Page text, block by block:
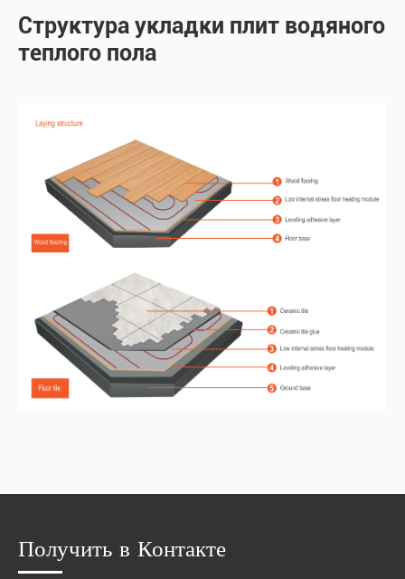
Структура укладки плит водяного
теплого пола
Получить в Контакте